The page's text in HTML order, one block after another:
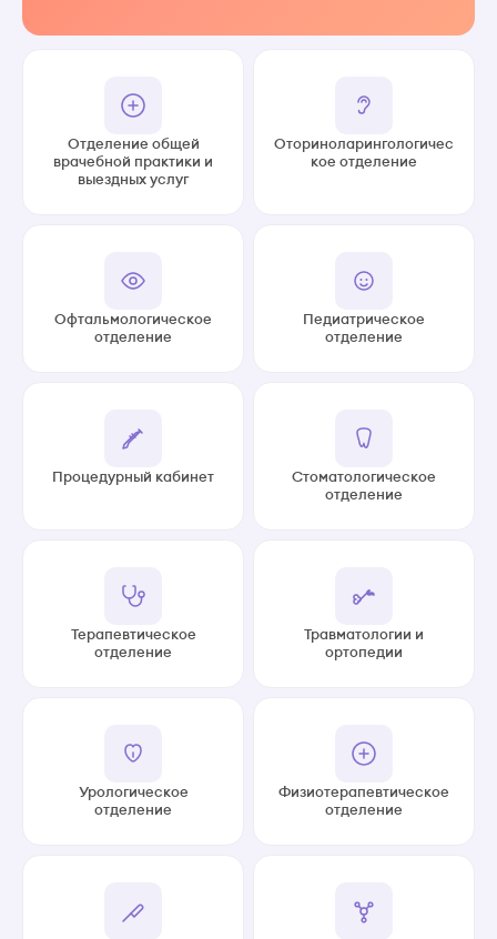
Отделение общей
врачебной практики и
выездных услуг
Оториноларингологичес
кое отделение
Офтальмологическое
отделение
Педиатрическое
отделение
Процедурный кабинет
Стоматологическое
отделение
Терапевтическое
отделение
Травматологии и
ортопедии
Урологическое
отделение
Физиотерапевтическое
отделение